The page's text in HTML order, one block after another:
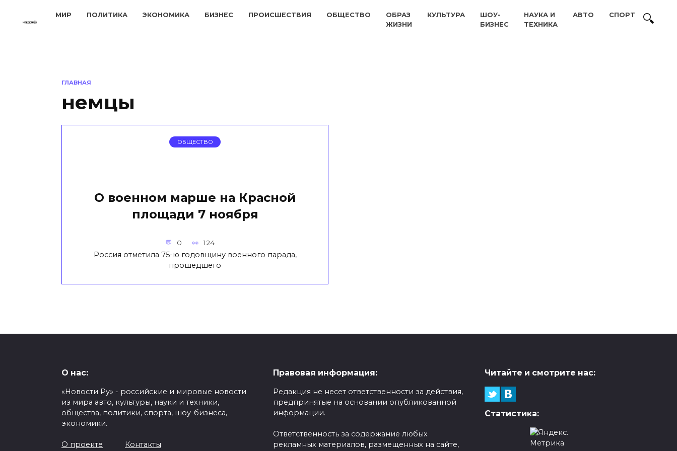
МИР ПОЛИТИКА ЭКОНОМИКА БИЗНЕС ПРОИСШЕСТВИЯ ОБЩЕСТВО
ОБРАЗ
ЖИЗНИ
КУЛЬТУРА
ШОУ-
БИЗНЕС
НАУКА И
ТЕХНИКА
АВТО СПОРТ
ГЛАВНАЯ
немцы
ОБЩЕСТВО
О военном марше на Красной
площади 7 ноября
0 124
Россия отметила 75-ю годовщину военного парада,
прошедшего
О нас:
«Новости Ру» - российские и мировые новости
из мира авто, культуры, науки и техники,
общества, политики, спорта, шоу-бизнеса,
экономики.
О проекте Контакты
Правовая информация:
Редакция не несет ответственности за действия,
предпринятые на основании опубликованной
информации.
Ответственность за содержание любых
рекламных материалов, размещенных на сайте,
Читайте и смотрите нас:
Статистика: